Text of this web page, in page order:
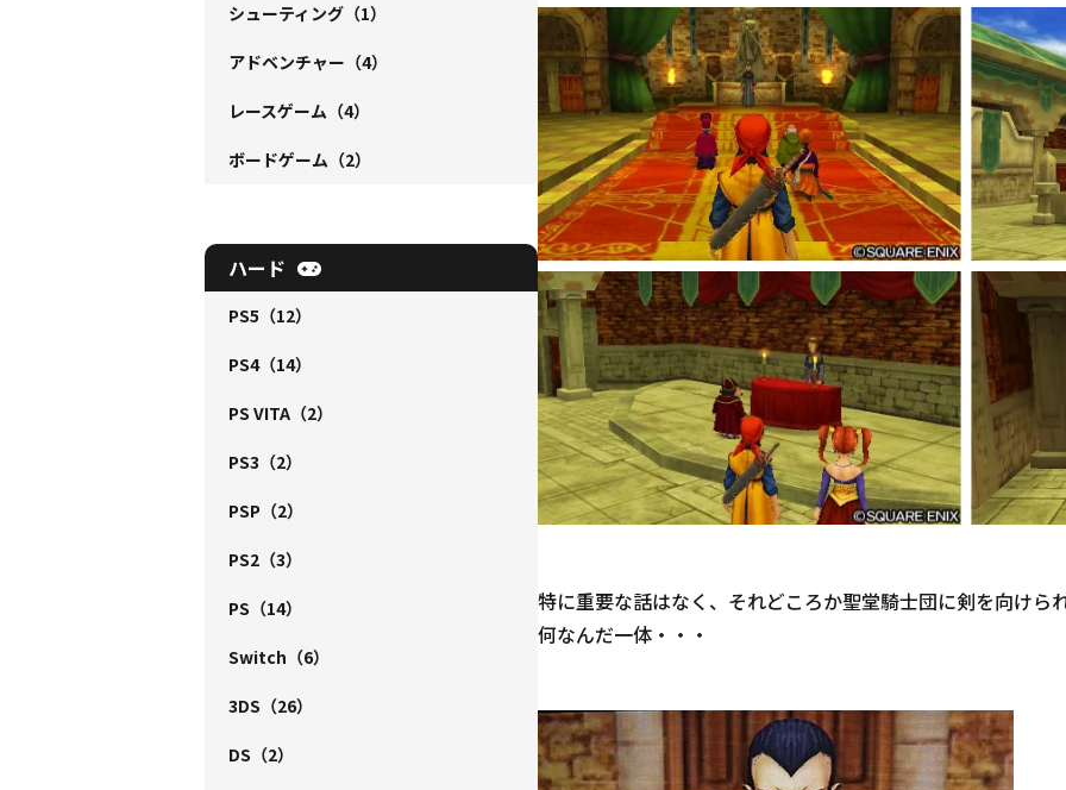
特に重要な話はなく、それどころか聖堂騎士団に剣を向けら
何なんだ一体・・・
シューティング （1）
アドベンチャー （4）
レースゲーム （4）
ボードゲーム （2）
ハード
PS5 （12）
PS4（14）
PS VITA （2）
PS3 （2）
PSP （2）
PS2 （3）
PS （14）
Switch （6）
3DS （26）
DS （2）